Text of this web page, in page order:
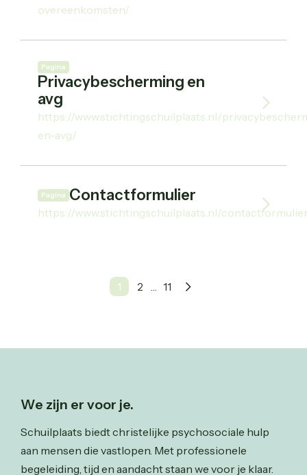
overeenkomsten/
Pagina
Privacybescherming en
avg
https://www.stichtingschuilplaats.nl/
en-avg/
Pagina Contactformulier
https://www.stichtingschuilplaats.nl/
1 2 11
We zijn er voor je.
Schuilplaats biedt christelijke psychosociale hulp
aan mensen die vastlopen. Met professionele
begeleiding, tijd en aandacht staan we voor je klaar.